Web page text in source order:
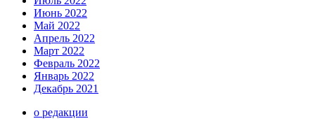
Июнь 2022
Май 2022
Апрель 2022
Март 2022
Февраль 2022
Январь 2022
Декабрь 2021
о редакции